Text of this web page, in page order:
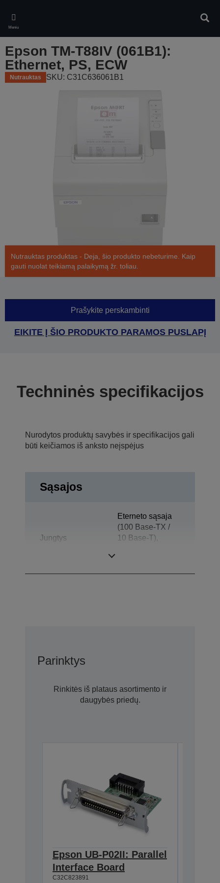
main
content
Meniu
Epson TM-T88IV (061B1):
Ethernet, PS, ECW
Nutrauktas SKU: C31C636061B1
Nutrauktas produktas - Deja, šio produkto nebeturime. Kaip
gauti nuolat teikiamą palaikymą žr. toliau.
Prašykite perskambinti
EIKITE Į ŠIO PRODUKTO PARAMOS PUSLAPĮ
Techninės specifikacijos
Nurodytos produktų savybės ir specifikacijos gali
būti keičiamos iš anksto neįspėjus
Sąsajos
Jungtys
Eterneto sąsaja
(100 Base-TX /
10 Base-T),
Parinktys
Rinkitės iš plataus asortimento ir
daugybės priedų.
Epson UB-P02II: Parallel
Interface Board
C32C823891